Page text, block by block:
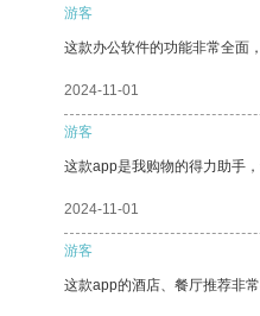
游客
这款办公软件的功能非常全面
2024-11-01
游客
这款app是我购物的得力助手
2024-11-01
游客
这款app的酒店、餐厅推荐非